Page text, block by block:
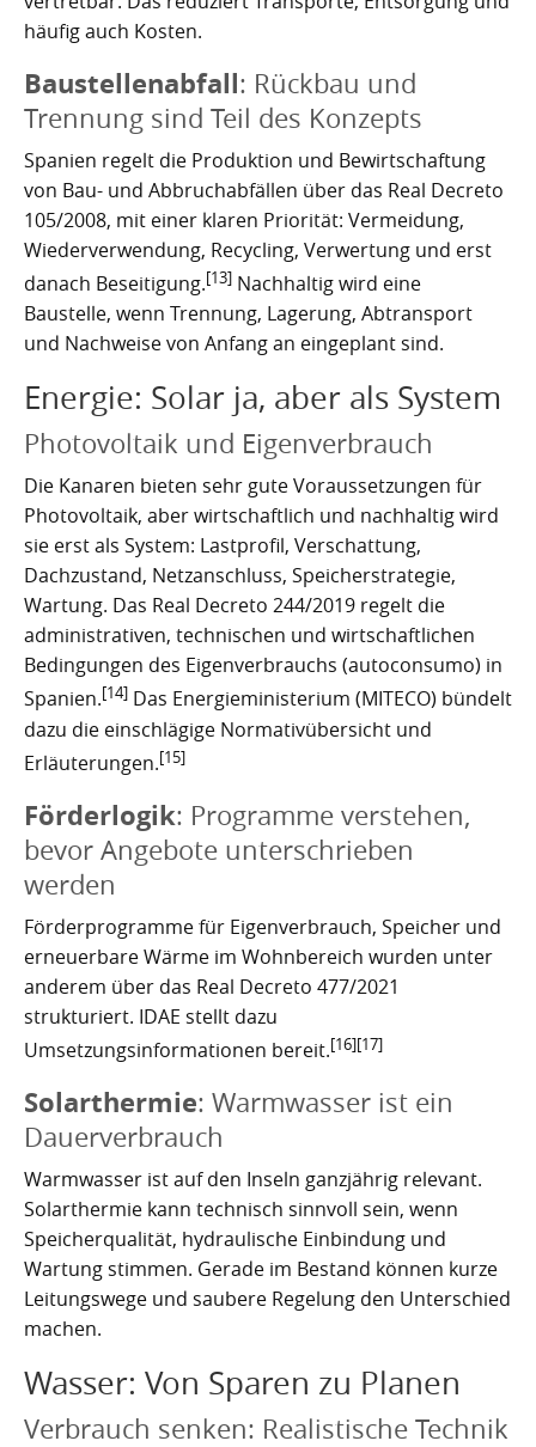
häufig auch Kosten.
Baustellenabfall: Rückbau und
Trennung sind Teil des Konzepts
Spanien regelt die Produktion und Bewirtschaftung
von Bau- und Abbruchabfällen über das Real Decreto
105/2008, mit einer klaren Priorität: Vermeidung,
Wiederverwendung, Recycling, Verwertung und erst
danach Beseitigung.[13] Nachhaltig wird eine
Baustelle, wenn Trennung, Lagerung, Abtransport
und Nachweise von Anfang an eingeplant sind.
Energie: Solar ja, aber als System
Photovoltaik und Eigenverbrauch
Die Kanaren bieten sehr gute Voraussetzungen für
Photovoltaik, aber wirtschaftlich und nachhaltig wird
sie erst als System: Lastprofil, Verschattung,
Dachzustand, Netzanschluss, Speicherstrategie,
Wartung. Das Real Decreto 244/2019 regelt die
administrativen, technischen und wirtschaftlichen
Bedingungen des Eigenverbrauchs (autoconsumo) in
Spanien.[14] Das Energieministerium (MITECO) bündelt
dazu die einschlägige Normativübersicht und
Erläuterungen.[15]
Förderlogik: Programme verstehen,
bevor Angebote unterschrieben
werden
Förderprogramme für Eigenverbrauch, Speicher und
erneuerbare Wärme im Wohnbereich wurden unter
anderem über das Real Decreto 477/2021
strukturiert. IDAE stellt dazu
Umsetzungsinformationen bereit.[16][17]
Solarthermie: Warmwasser ist ein
Dauerverbrauch
Warmwasser ist auf den Inseln ganzjährig relevant.
Solarthermie kann technisch sinnvoll sein, wenn
Speicherqualität, hydraulische Einbindung und
Wartung stimmen. Gerade im Bestand können kurze
Leitungswege und saubere Regelung den Unterschied
machen.
Wasser: Von Sparen zu Planen
Verbrauch senken: Realistische Technik